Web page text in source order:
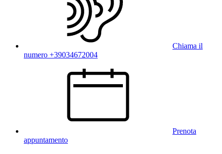
Chiama il
numero +39034672004
Prenota
appuntamento